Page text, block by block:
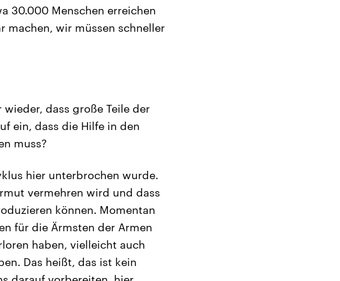
30.000 Menschen erreichen
machen, wir müssen schneller
dass große Teile der
ein, dass die Hilfe in den
muss?
hier unterbrochen wurde.
vermehren wird und dass
können. Momentan
für die Ärmsten der Armen
haben, vielleicht auch
Das heißt, das ist kein